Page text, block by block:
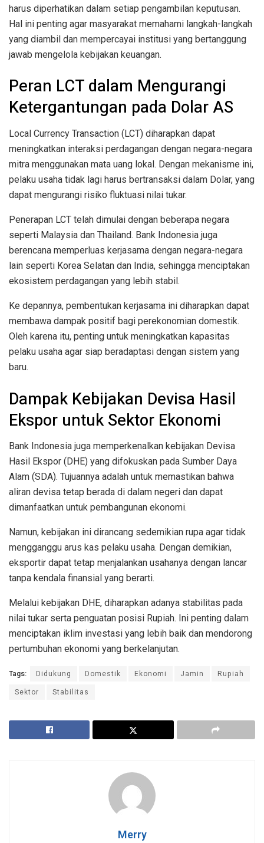
harus diperhatikan dalam setiap pengambilan keputusan.
Hal ini penting agar masyarakat memahami langkah-langkah
yang diambil dan mempercayai institusi yang bertanggung
jawab mengelola kebijakan keuangan.
Peran LCT dalam Mengurangi
Ketergantungan pada Dolar AS
Local Currency Transaction (LCT) diharapkan dapat
meningkatkan interaksi perdagangan dengan negara-negara
mitra menggunakan mata uang lokal. Dengan mekanisme ini,
pelaku usaha tidak lagi harus bertransaksi dalam Dolar, yang
dapat mengurangi risiko fluktuasi nilai tukar.
Penerapan LCT telah dimulai dengan beberapa negara
seperti Malaysia dan Thailand. Bank Indonesia juga
berencana memperluas kerjasama dengan negara-negara
lain seperti Korea Selatan dan India, sehingga menciptakan
ekosistem perdagangan yang lebih stabil.
Ke depannya, pembentukan kerjasama ini diharapkan dapat
membawa dampak positif bagi perekonomian domestik.
Oleh karena itu, penting untuk meningkatkan kapasitas
pelaku usaha agar siap beradaptasi dengan sistem yang
baru.
Dampak Kebijakan Devisa Hasil
Ekspor untuk Sektor Ekonomi
Bank Indonesia juga memperkenalkan kebijakan Devisa
Hasil Ekspor (DHE) yang difokuskan pada Sumber Daya
Alam (SDA). Tujuannya adalah untuk memastikan bahwa
aliran devisa tetap berada di dalam negeri dan dapat
dimanfaatkan untuk pembangunan ekonomi.
Namun, kebijakan ini dirancang sedemikian rupa agar tidak
mengganggu arus kas pelaku usaha. Dengan demikian,
eksportir dapat tetap menjalankan usahanya dengan lancar
tanpa kendala finansial yang berarti.
Melalui kebijakan DHE, diharapkan adanya stabilitas pada
nilai tukar serta penguatan posisi Rupiah. Ini penting dalam
menciptakan iklim investasi yang lebih baik dan mendorong
pertumbuhan ekonomi yang berkelanjutan.
Tags: Didukung Domestik Ekonomi Jamin
Rupiah
Sektor
Stabilitas
Merry